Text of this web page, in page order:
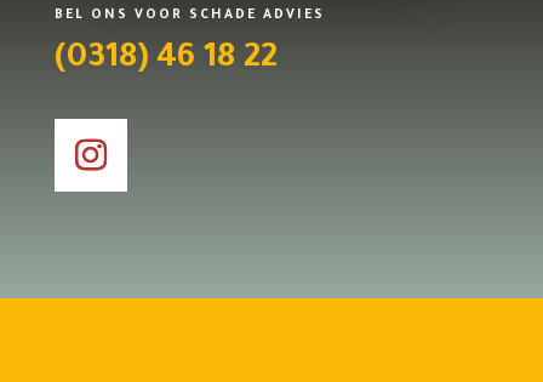
BEL ONS VOOR SCHADE ADVIES
(0318) 46 18 22